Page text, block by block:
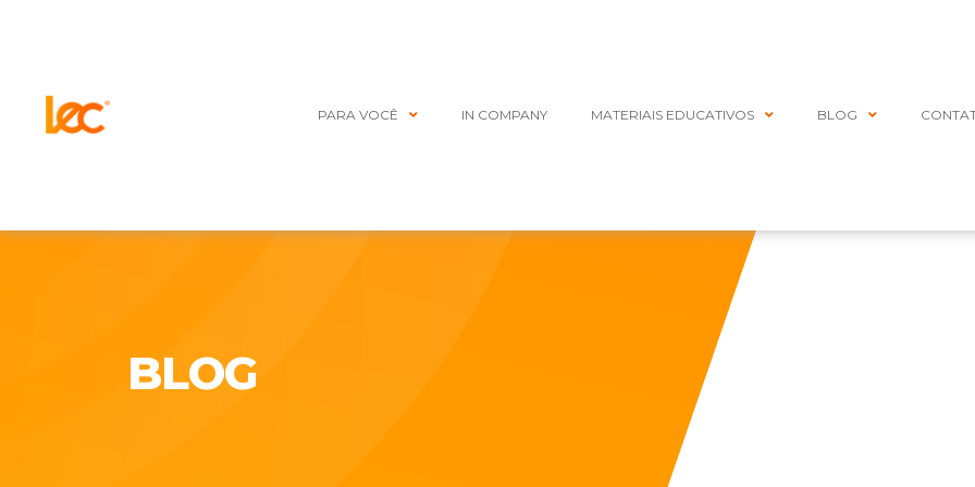
PARA VOCÊ IN COMPANY MATERIAIS EDUCATIVOS BLOG
BLOG